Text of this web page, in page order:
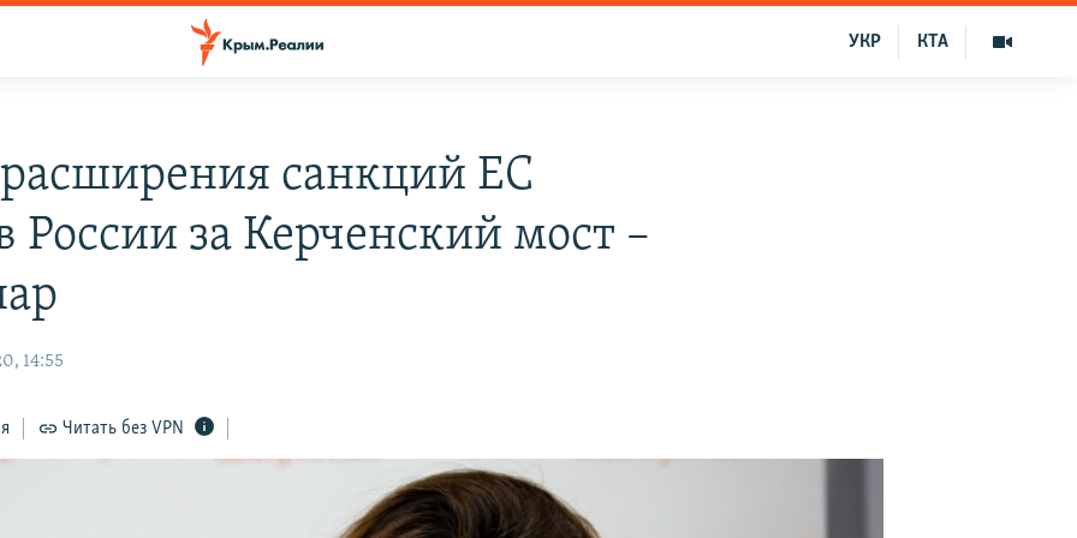
КТА
УКР
санкций ЕС
России за Керченский мост –
14:55
Читать без VPN